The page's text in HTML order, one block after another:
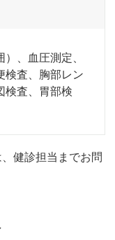
、血圧測定、
検査、胸部レン
検査、胃部検
健診担当までお問